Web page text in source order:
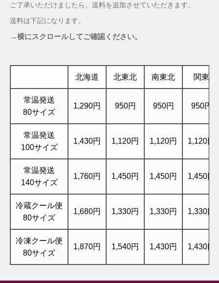
ご了承いただけましたら、送料を追加させていただきます。
送料は下記になります。
→横にスクロールしてご確認ください。
北海道 北東北 南東北 関東
常温発送
80サイズ
1,290円 950円 950円 950円
常温発送
100サイズ
1,430円 1,120円 1,120円 1,120円
常温発送
140サイズ
1,760円 1,450円 1,450円 1,450円
冷蔵クール便
80サイズ
1,680円 1,330円 1,330円 1,330円
冷凍クール便
80サイズ
1,870円 1,540円 1,430円 1,430円